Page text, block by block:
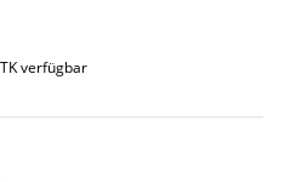
verfügbar